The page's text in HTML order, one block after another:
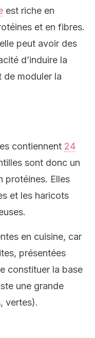
est riche en
et en fibres.
peut avoir des
d’induire la
de moduler la
contiennent 24
sont donc un
protéines. Elles
et les haricots
en cuisine, car
présentées
constituer la base
une grande
vertes).